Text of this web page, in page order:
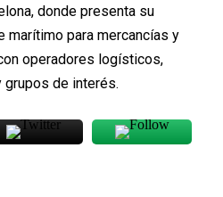
donde presenta su
marítimo para mercancías y
operadores logísticos,
de interés.